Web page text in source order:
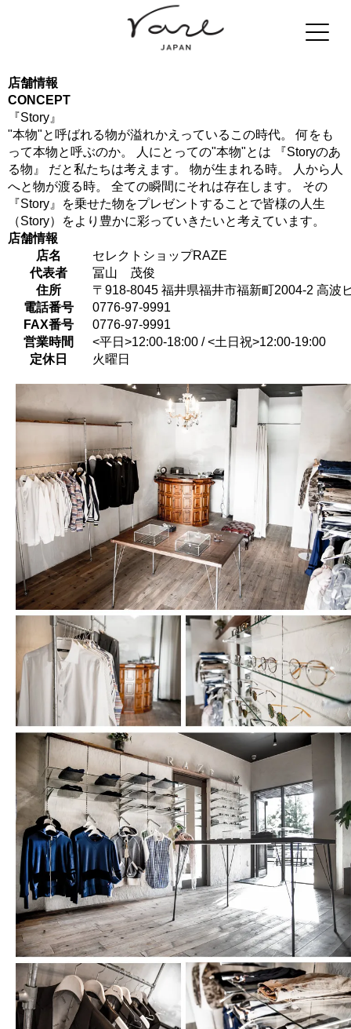
店舗情報
CONCEPT
『Story』
"本物"と呼ばれる物が溢れかえっているこの時代。 何をも
って本物と呼ぶのか。 人にとっての"本物"とは 『Storyのあ
る物』 だと私たちは考えます。 物が生まれる時。 人から人
へと物が渡る時。 全ての瞬間にそれは存在します。 その
『Story』を乗せた物をプレゼントすることで皆様の人生
（Story）をより豊かに彩っていきたいと考えています。
店舗情報
店名
セレクトショップRAZE
代表者
冨山 茂俊
住所
〒918-8045 福井県福井市福新町2004-2 高波
電話番号
0776-97-9991
FAX番号
0776-97-9991
営業時間
<平日>12:00-18:00 / <土日祝>12:00-19:00
定休日
火曜日